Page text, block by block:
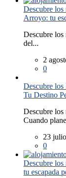
Descubre los
Arroyo: tu
Descubre los
del...
2
0
Descubre los
Tu Destino
Descubre los
Cuando
23
0
Descubre los
tu escapada